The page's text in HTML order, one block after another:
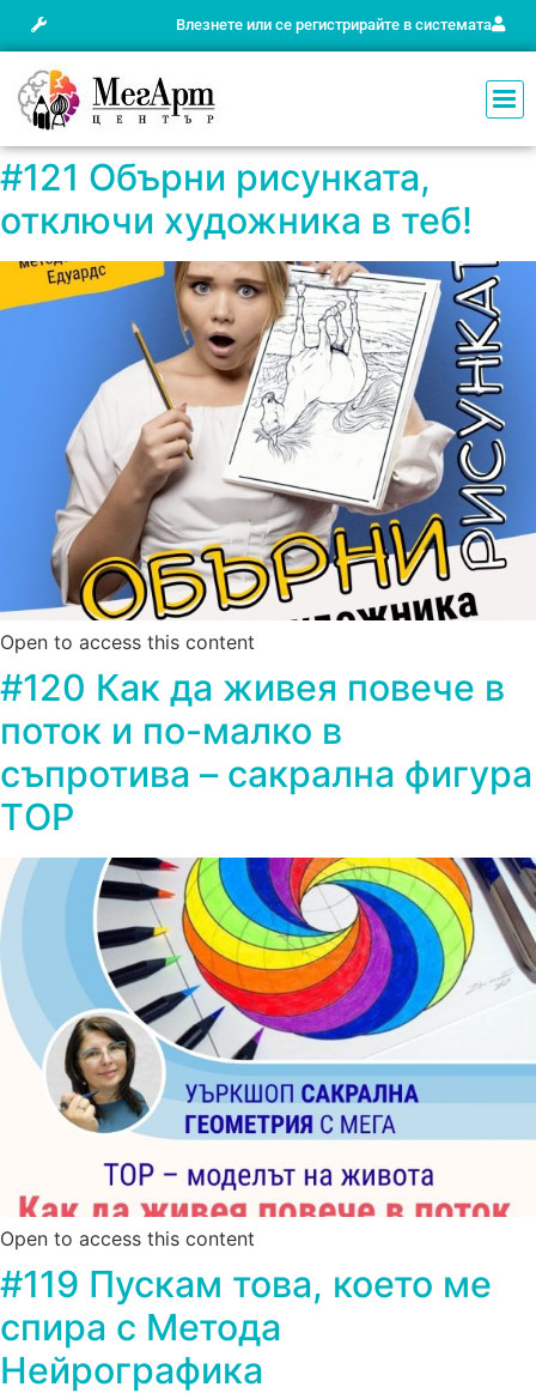
Влезнете или се регистрирайте в системата
#121 Обърни рисунката,
отключи художника в теб!
Open to access this content
#120 Как да живея повече в
поток и по-малко в
съпротива – сакрална фигура
TОР
Open to access this content
#119 Пускам това, което ме
спира с Метода
Нейрографика